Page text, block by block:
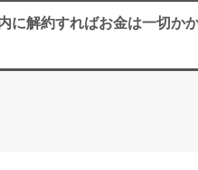
に解約すればお金は一切か